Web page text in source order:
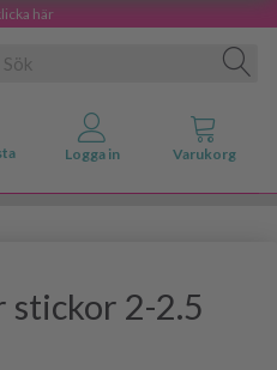
här
stickor 2-2.5